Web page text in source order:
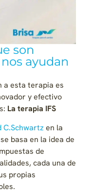
son
ayudan
a esta terapia es
y efectivo
La terapia IFS
C.Schwartz en la
basa en la idea de
de
cada una de
propias